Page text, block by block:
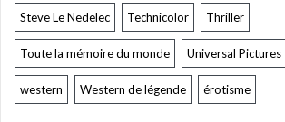
Steve Le Nedelec Technicolor Thriller
Toute la mémoire du monde Universal Pictures
western Western de légende érotisme